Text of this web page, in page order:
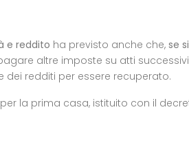
e reddito ha previsto anche che, se si
altre imposte su atti
dei redditi per essere recuperato.
la prima casa, istituito con il